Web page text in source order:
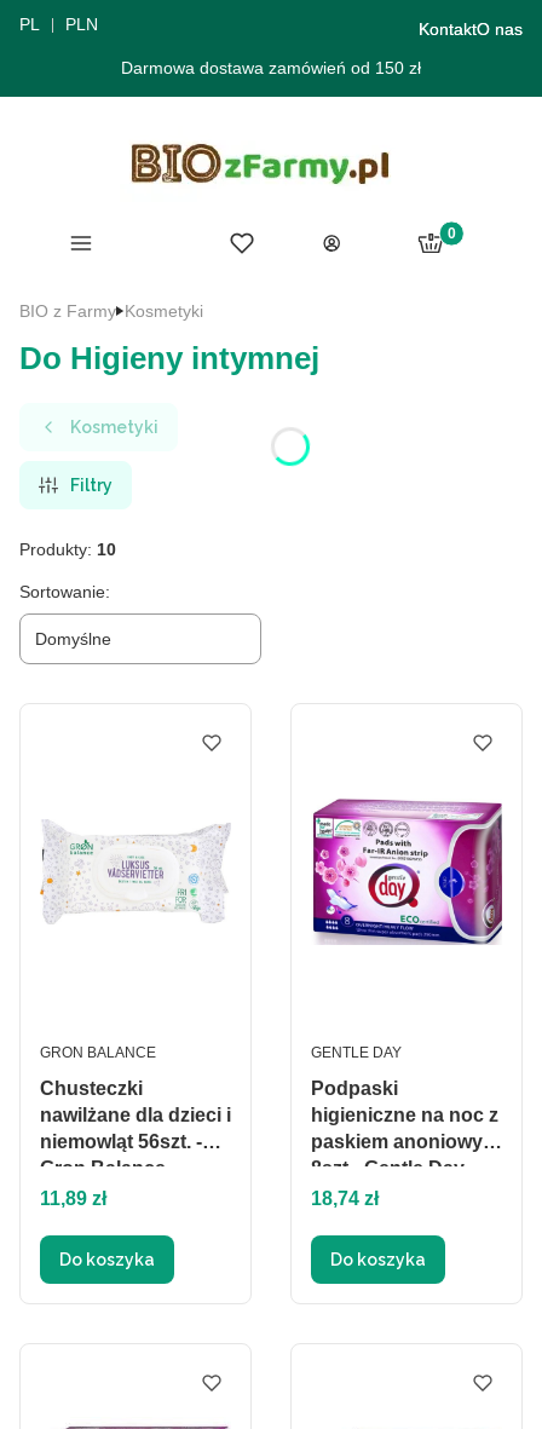
PL PLN KontaktO nas
Darmowa dostawa zamówień od 150 zł
Menu Ulubione
Zaloguj się
Produkty w
Koszyk
BIO z Farmy Kosmetyki
Do Higieny intymnej
Kosmetyki
Filtry
Produkty: 10
Lista produktów
Sortowanie:
Domyślne
Chusteczki
nawilżane dla dzieci i
niemowląt 56szt. -
Gron Balance
PRODUCENT
GRON BALANCE
Cena
11,89 zł
Do koszyka
Podpaski
higieniczne na noc z
paskiem anoniowym
8szt - Gentle Day
PRODUCENT
GENTLE DAY
Cena
18,74 zł
Do koszyka